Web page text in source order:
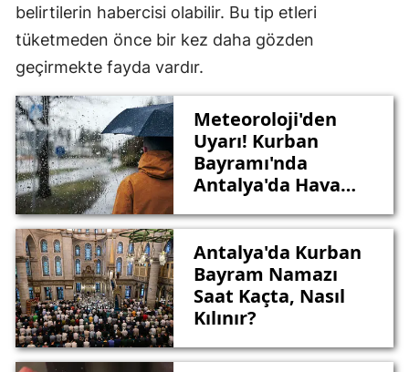
belirtilerin habercisi olabilir. Bu tip etleri
tüketmeden önce bir kez daha gözden
geçirmekte fayda vardır.
Meteoroloji'den
Uyarı! Kurban
Bayramı'nda
Antalya'da Hava
Antalya'da Kurban
Bayram Namazı
Saat Kaçta, Nasıl
Kılınır?